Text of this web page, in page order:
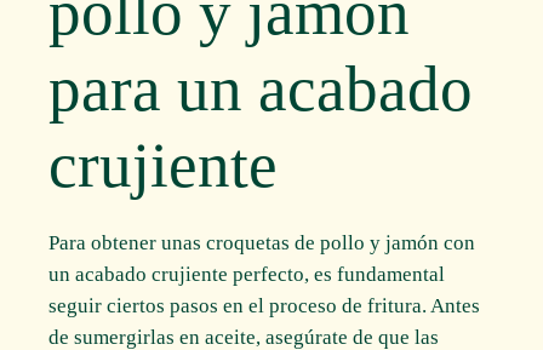
para un acabado
crujiente
Para obtener unas croquetas de pollo y jamón con
un acabado crujiente perfecto, es fundamental
seguir ciertos pasos en el proceso de fritura. Antes
de sumergirlas en aceite, asegúrate de que las